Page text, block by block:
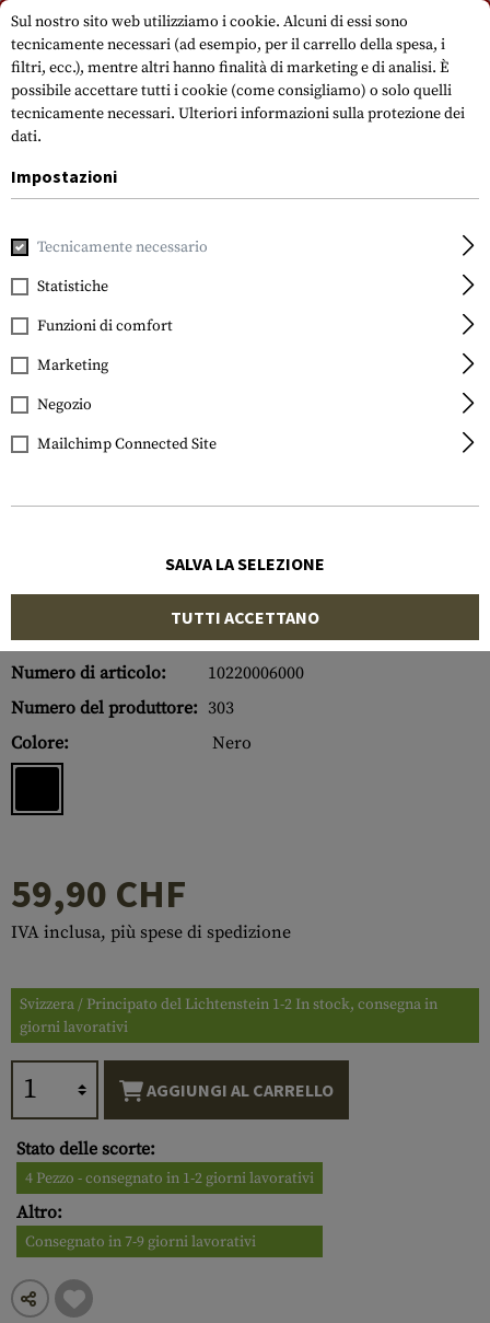
Si prega di notare che i tempi di consegna possono variare a causa di un
giorno festivo su 15.08.2026.
Casa Equipment Attrezzatura di protezione
Wiley X
Saber Advanced Clear
Numero di articolo:
10220006000
Numero del produttore: 303
Colore:
Nero
59,90 CHF
IVA inclusa, più spese di spedizione
Svizzera / Principato del Lichtenstein 1-2 In stock, consegna in
giorni lavorativi
AGGIUNGI AL CARRELLO
Stato delle scorte:
4 Pezzo - consegnato in 1-2 giorni lavorativi
Altro:
Consegnato in 7-9 giorni lavorativi
Sul nostro sito web utilizziamo i cookie. Alcuni di essi sono
tecnicamente necessari (ad esempio, per il carrello della spesa, i
filtri, ecc.), mentre altri hanno finalità di marketing e di analisi. È
possibile accettare tutti i cookie (come consigliamo) o solo quelli
tecnicamente necessari. Ulteriori informazioni sulla protezione dei
dati.
Impostazioni
Tecnicamente necessario
Statistiche
Funzioni di comfort
Marketing
Negozio
Mailchimp Connected Site
SALVA LA SELEZIONE
TUTTI ACCETTANO